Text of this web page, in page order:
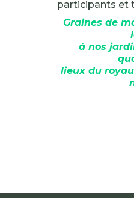
participants et
Graines de
à nos
lieux du